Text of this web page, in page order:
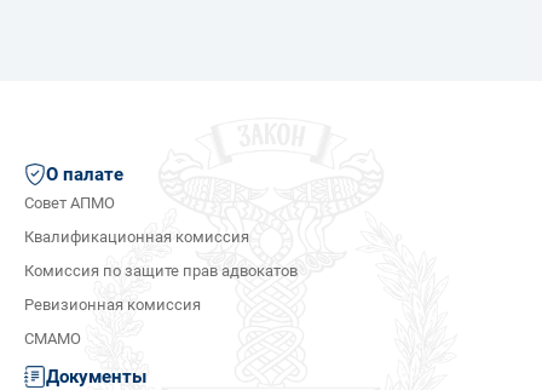
О палате
Совет АПМО
Квалификационная комиссия
Комиссия по защите прав адвокатов
Ревизионная комиссия
СМАМО
Документы